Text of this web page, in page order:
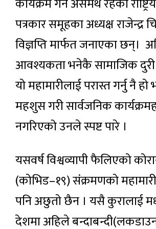
कार्यक्रम गर्न असमर्थ रहेको
पत्रकार समूहका अध्यक्ष राजेन्द्र
विज्ञप्ति मार्फत जनाएका छन्।
आवश्यकता भनेकै सामाजिक
यो महामारीलाई परास्त गर्नु नै हो
महशुस गरी सार्वजनिक
नगरिएको उनले स्पष्ट पारे ।
यसवर्ष विश्वव्यापी फैलिएको
(कोभिड–१९) संक्रमणको
पनि अछुतो छैन । यसै कुरालाई
देशमा अहिले